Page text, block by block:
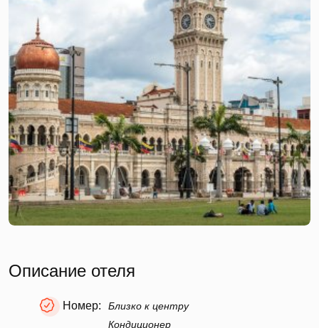
Описание отеля
Номер:
Близко к центру
Кондиционер